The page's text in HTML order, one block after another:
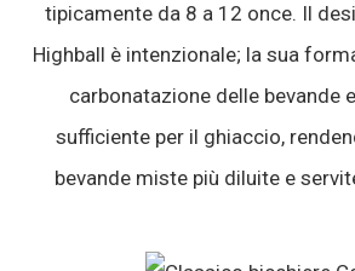
tipicamente da 8 a 12 once. Il
Highball è intenzionale; la sua
carbonatazione delle bevande
sufficiente per il ghiaccio,
bevande miste più diluite e